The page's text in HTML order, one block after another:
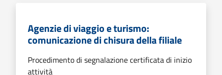
Agenzie di viaggio e turismo:
comunicazione di chisura della filiale
Procedimento di segnalazione certificata di inizio
attività